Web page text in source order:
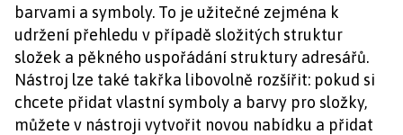
barvami a symboly. To je užitečné zejména k
udržení přehledu v případě složitých struktur
složek a pěkného uspořádání struktury adresářů.
Nástroj lze také takřka libovolně rozšířit: pokud si
chcete přidat vlastní symboly a barvy pro složky,
můžete v nástroji vytvořit novou nabídku a přidat